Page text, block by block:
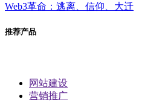
Web3革命：逃离、信仰、大迁
推荐产品
网站建设
营销推广